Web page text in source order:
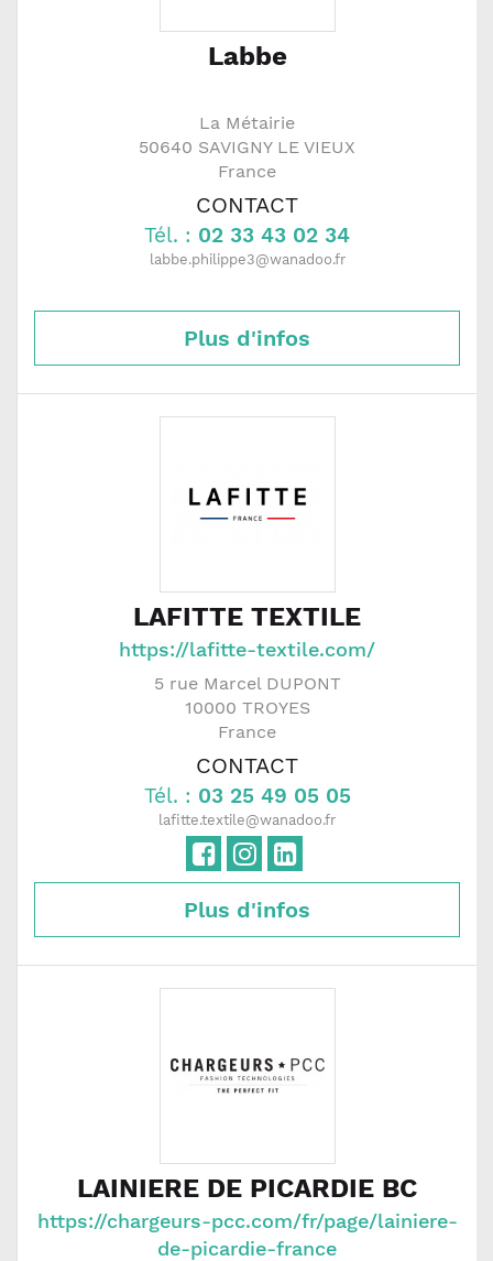
Labbe
La Métairie
50640 SAVIGNY LE VIEUX
France
CONTACT
Tél. : 02 33 43 02 34
labbe.philippe3@wanadoo.fr
Plus d'infos
LAFITTE TEXTILE
https://lafitte-textile.com/
5 rue Marcel DUPONT
10000 TROYES
France
CONTACT
Tél. : 03 25 49 05 05
lafitte.textile@wanadoo.fr
Plus d'infos
LAINIERE DE PICARDIE BC
https://chargeurs-pcc.com/fr/page/lainiere-
de-picardie-france